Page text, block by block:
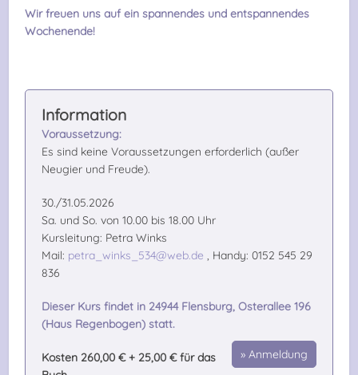
Wir freuen uns auf ein spannendes und entspannendes
Wochenende!
Voraussetzung:
Es sind keine Voraussetzungen erforderlich (außer
Neugier und Freude).
30./31.05.2026
Sa. und So. von 10.00 bis 18.00 Uhr
Kursleitung: Petra Winks
Mail: petra_winks_534@web.de , Handy: 0152 545 29
836
Dieser Kurs findet in 24944 Flensburg, Osterallee 196
(Haus Regenbogen) statt.
Anmeldung
Kosten 260,00 € + 25,00 € für das